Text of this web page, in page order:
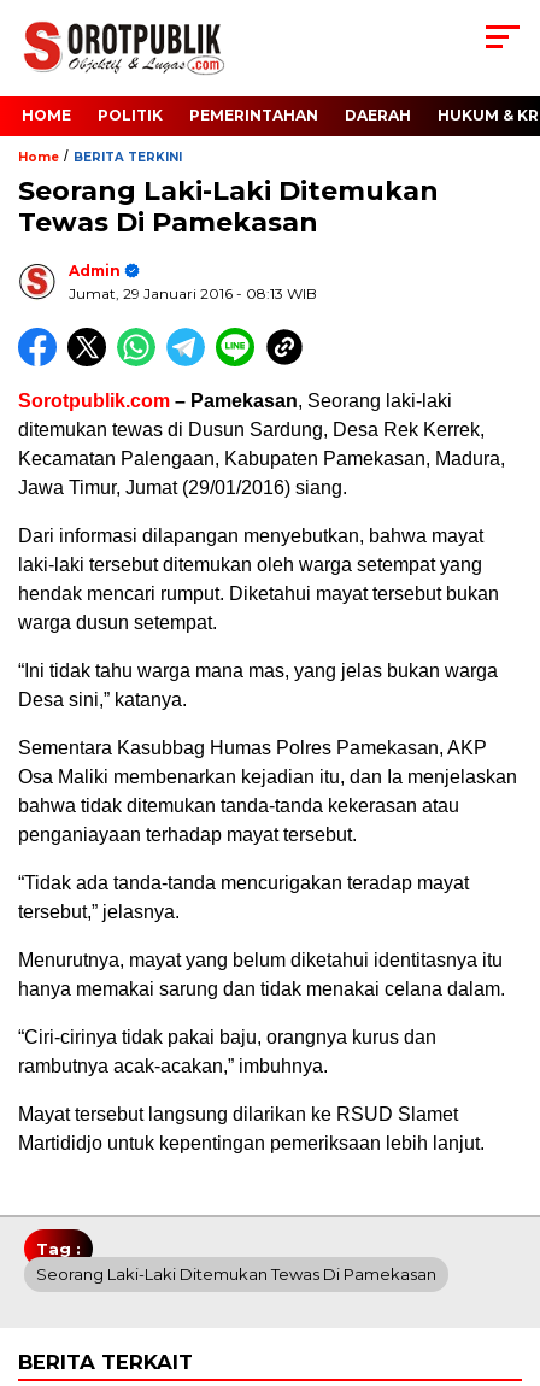
HOME POLITIK PEMERINTAHAN DAERAH HUKUM &
Home / BERITA TERKINI
Seorang Laki-Laki Ditemukan
Tewas Di Pamekasan
Admin
Jumat, 29 Januari 2016 - 08:13 WIB
Sorotpublik.com – Pamekasan, Seorang laki-laki
ditemukan tewas di Dusun Sardung, Desa Rek Kerrek,
Kecamatan Palengaan, Kabupaten Pamekasan, Madura,
Jawa Timur, Jumat (29/01/2016) siang.
Dari informasi dilapangan menyebutkan, bahwa mayat
laki-laki tersebut ditemukan oleh warga setempat yang
hendak mencari rumput. Diketahui mayat tersebut bukan
warga dusun setempat.
“Ini tidak tahu warga mana mas, yang jelas bukan warga
Desa sini,” katanya.
Sementara Kasubbag Humas Polres Pamekasan, AKP
Osa Maliki membenarkan kejadian itu, dan Ia menjelaskan
bahwa tidak ditemukan tanda-tanda kekerasan atau
penganiayaan terhadap mayat tersebut.
“Tidak ada tanda-tanda mencurigakan teradap mayat
tersebut,” jelasnya.
Menurutnya, mayat yang belum diketahui identitasnya itu
hanya memakai sarung dan tidak menakai celana dalam.
“Ciri-cirinya tidak pakai baju, orangnya kurus dan
rambutnya acak-acakan,” imbuhnya.
Mayat tersebut langsung dilarikan ke RSUD Slamet
Martididjo untuk kepentingan pemeriksaan lebih lanjut.
Tag :
Seorang Laki-Laki Ditemukan Tewas Di Pamekasan
BERITA TERKAIT